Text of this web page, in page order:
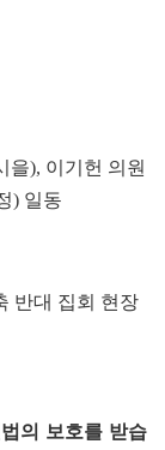
을), 이기헌 의원
) 일동
반대 집회 현장
의 보호를 받습